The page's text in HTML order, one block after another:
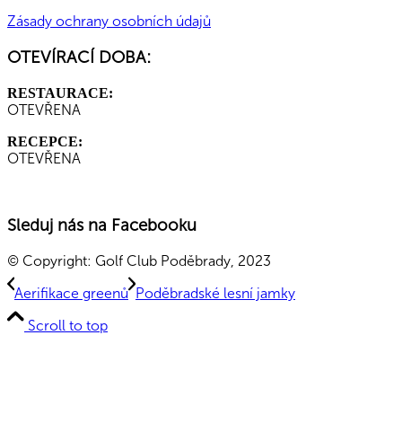
Zásady ochrany osobních údajů
OTEVÍRACÍ DOBA:
RESTAURACE:
OTEVŘENA
RECEPCE:
OTEVŘENA
Sleduj nás na Facebooku
© Copyright: Golf Club Poděbrady, 2023
Aerifikace greenů Poděbradské lesní jamky
Scroll to top